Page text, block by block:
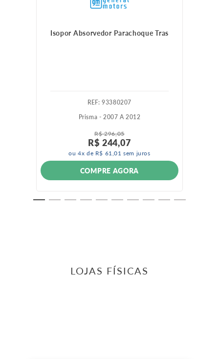
Isopor Absorvedor Parachoque Tras
:93380207
Prisma - 2007 A 2012
R$ 296,05
R$ 244,07
ou4x de R$ 61,01 sem juros
COMPRE AGORA
LOJAS FÍSICAS